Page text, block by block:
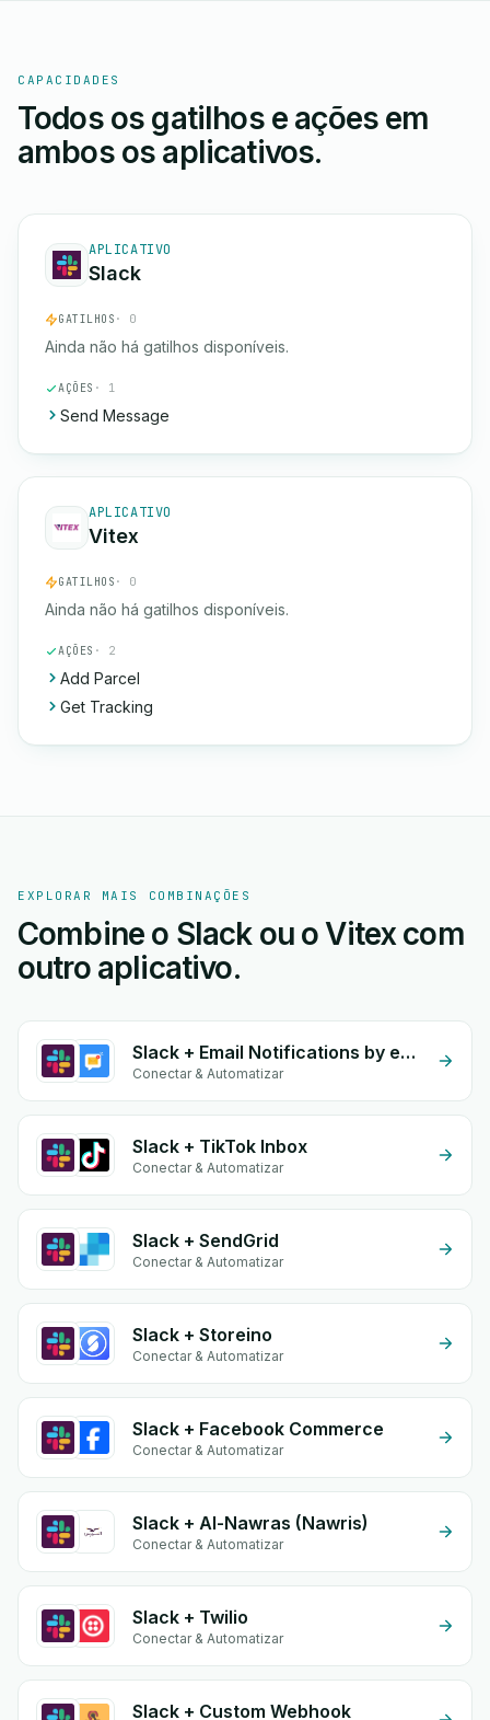
CAPACIDADES
Todos os gatilhos e ações em
ambos os aplicativos.
APLICATIVO
Slack
GATILHOS · 0
Ainda não há gatilhos disponíveis.
AÇÕES · 1
Send Message
APLICATIVO
Vitex
GATILHOS · 0
Ainda não há gatilhos disponíveis.
AÇÕES · 2
Add Parcel
Get Tracking
EXPLORAR MAIS COMBINAÇÕES
Combine o Slack ou o Vitex com
outro aplicativo.
Slack + Email Notifications by eGrow
Conectar & Automatizar
Slack + TikTok Inbox
Conectar & Automatizar
Slack + SendGrid
Conectar & Automatizar
Slack + Storeino
Conectar & Automatizar
Slack + Facebook Commerce
Conectar & Automatizar
Slack + Al-Nawras (Nawris)
Conectar & Automatizar
Slack + Twilio
Conectar & Automatizar
Slack + Custom Webhook